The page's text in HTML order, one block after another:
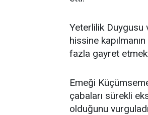
Yeterlilik Duygusu
hissine
fazla gayret
Emeği
çabaları sürekli
olduğunu